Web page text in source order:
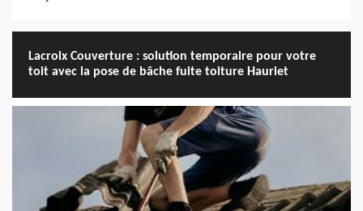
Lacroix Couverture : solution temporaire pour votre
toit avec la pose de bâche fuite toiture Hauriet